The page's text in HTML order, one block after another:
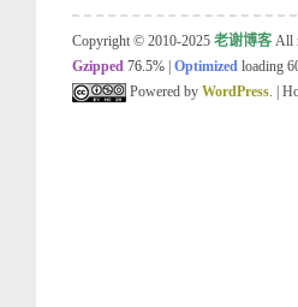
Copyright © 2010-2025 老谢博客 All
Gzipped 76.5% | Optimized loading
Powered by WordPress . |